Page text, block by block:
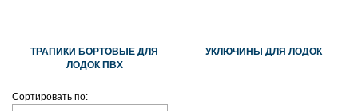
ТРАПИКИ БОРТОВЫЕ ДЛЯ
ЛОДОК ПВХ
УКЛЮЧИНЫ ДЛЯ ЛОДОК
Сортировать по: